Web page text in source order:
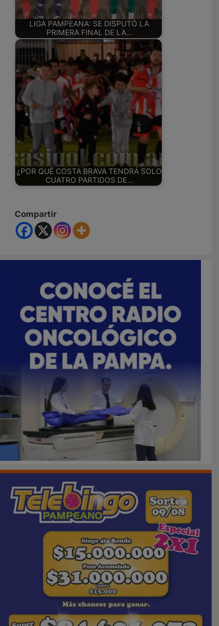
LIGA PAMPEANA: SE DISPUTÓ LA
PRIMERA FINAL DE LA…
¿POR QUÉ COSTA BRAVA TENDRÁ SOLO
CUATRO PARTIDOS DE…
Compartir